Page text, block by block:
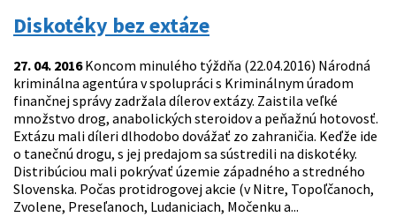
Diskotéky bez extáze
27. 04. 2016Koncom minulého týždňa (22.04.2016) Národná
kriminálna agentúra v spolupráci s Kriminálnym úradom
finančnej správy zadržala dílerov extázy. Zaistila veľké
množstvo drog, anabolických steroidov a peňažnú hotovosť.
Extázu mali díleri dlhodobo dovážať zo zahraničia. Keďže ide
o tanečnú drogu, s jej predajom sa sústredili na diskotéky.
Distribúciou mali pokrývať územie západného a stredného
Slovenska. Počas protidrogovej akcie (v Nitre, Topoľčanoch,
Zvolene, Preseľanoch, Ludaniciach, Močenku a...